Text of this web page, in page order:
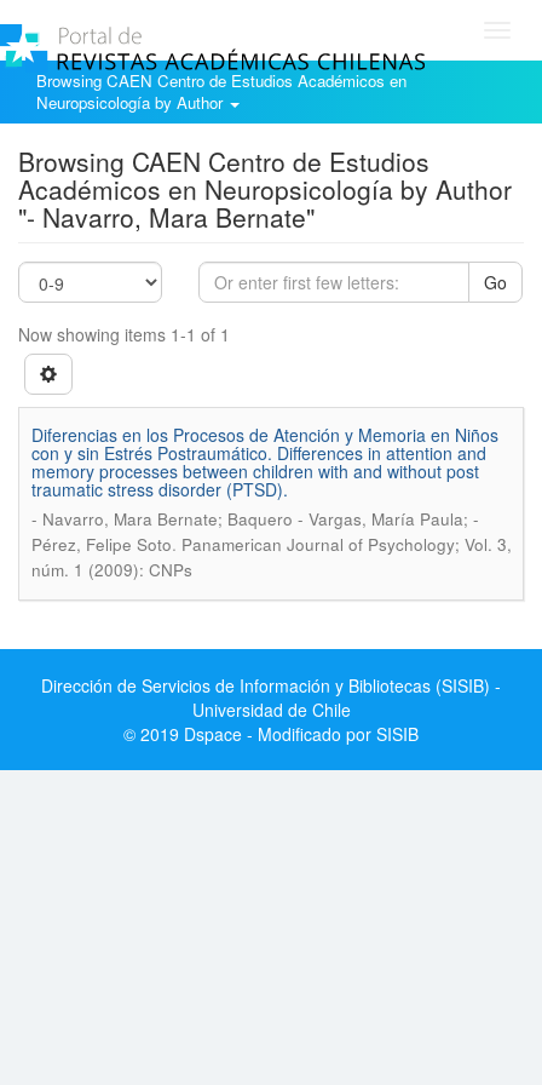
Browsing CAEN Centro de Estudios Académicos en
Neuropsicología by Author
Browsing CAEN Centro de Estudios
Académicos en Neuropsicología by Author
"- Navarro, Mara Bernate"
Go
Now showing items 1-1 of 1
Diferencias en los Procesos de Atención y Memoria en Niños
con y sin Estrés Postraumático. Differences in attention and
memory processes between children with and without post
traumatic stress disorder (PTSD).
- Navarro, Mara Bernate; Baquero - Vargas, María Paula; -
Pérez, Felipe Soto. Panamerican Journal of Psychology; Vol. 3,
núm. 1 (2009): CNPs
Dirección de Servicios de Información y Bibliotecas (SISIB) -
Universidad de Chile
© 2019 Dspace - Modificado por SISIB